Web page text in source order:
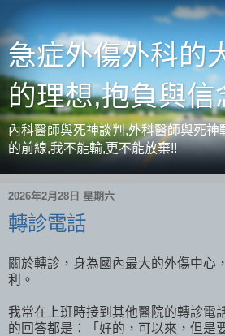
急症外傷外科的
的理想,抱負與信
內科醫師與死神談判,外科醫師與死神
的前線,我不能輸,更不能放棄!!
2026年2月28日 星期六
轉診電話
關於轉診，身為國內最大的外傷中心
利。
我常在上班時接到其他醫院的轉診電
的回答都是：「好的，可以來，但是